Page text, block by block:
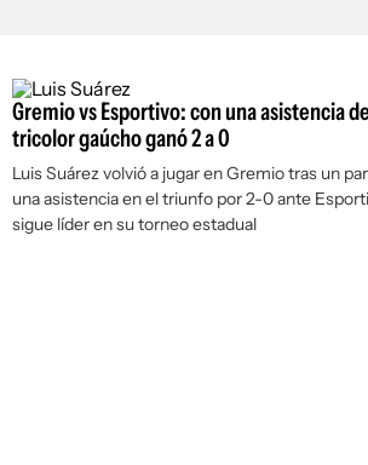
Gremio vs Esportivo: con una asistencia
tricolor gaúcho ganó 2 a 0
Luis Suárez volvió a jugar en Gremio tras un
una asistencia en el triunfo por 2-0 ante
sigue líder en su torneo estadual